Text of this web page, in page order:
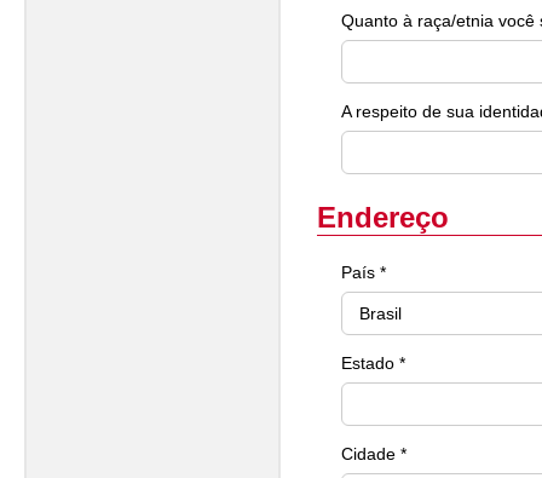
Quanto à raça/etnia você
A respeito de sua
Endereço
País *
Estado *
Cidade *